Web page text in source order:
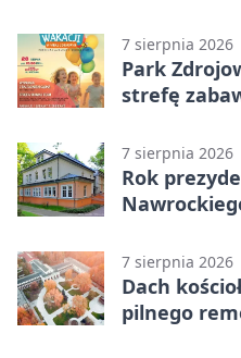
7 sierpnia 2026
Park
strefę
7 sierpnia 2026
Rok
7 sierpnia 2026
Dach
pilnego